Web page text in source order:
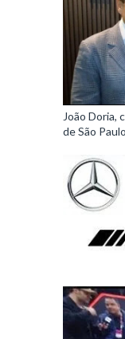
João Doria,
de São